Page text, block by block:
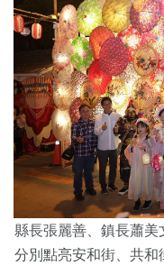
縣長張麗善、鎮長蕭美
分別點亮安和街、共